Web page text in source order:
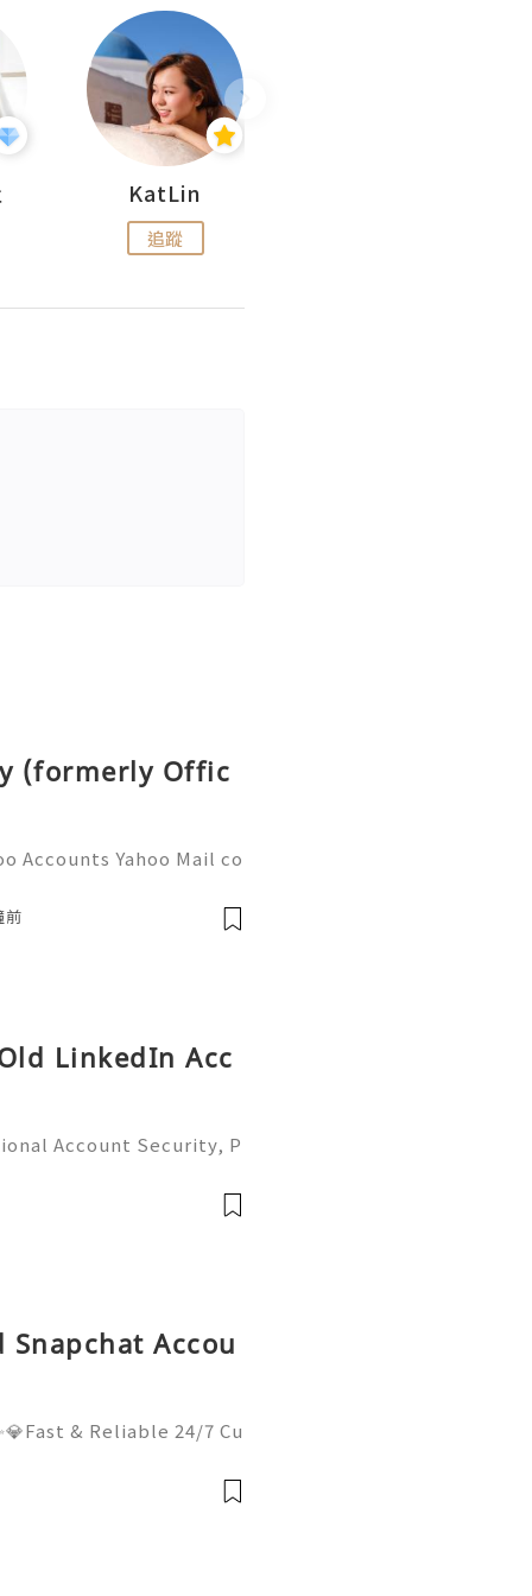
KatLin
追蹤
(formerly Offic
Accounts Yahoo Mail co
and online a
前
LinkedIn Acc
Account Security, P
24/7 Customer Suppo
Snapchat Accou
& Reliable 24/7 Cu
💫💎💲💫🌐✨💎Discor